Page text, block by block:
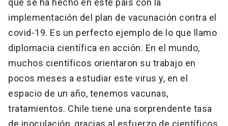
que se ha hecho en este país con la
implementación del plan de vacunación contra el
covid-19. Es un perfecto ejemplo de lo que llamo
diplomacia científica en acción. En el mundo,
muchos científicos orientaron su trabajo en
pocos meses a estudiar este virus y, en el
espacio de un año, tenemos vacunas,
tratamientos. Chile tiene una sorprendente tasa
de inoculación, gracias al esfuerzo de científicos